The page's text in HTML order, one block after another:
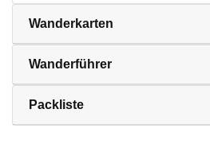
Wanderkarten
Wanderführer
Packliste